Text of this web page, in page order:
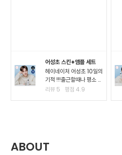
어성초 스킨+앰플 세트
헤이네이처 어성초 10일의
기적 !!!출근할때나 평소 밖
에서 다닐때도 계속 마스
리뷰 5 평점4.9
ABOUT